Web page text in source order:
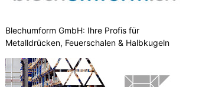
Blechumform GmbH: Ihre Profis für
Metalldrücken, Feuerschalen & Halbkugeln